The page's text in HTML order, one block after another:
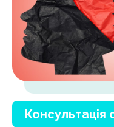
Консультація